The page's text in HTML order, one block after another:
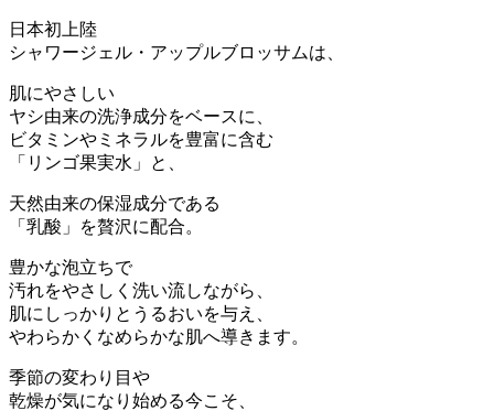
日本初上陸
シャワージェル・アップルブロッサムは、
肌にやさしい
ヤシ由来の洗浄成分をベースに、
ビタミンやミネラルを豊富に含む
「リンゴ果実水」と、
天然由来の保湿成分である
「乳酸」を贅沢に配合。
豊かな泡立ちで
汚れをやさしく洗い流しながら、
肌にしっかりとうるおいを与え、
やわらかくなめらかな肌へ導きます。
季節の変わり目や
乾燥が気になり始める今こそ、